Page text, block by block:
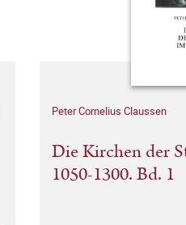
Peter Cornelius Claussen
Die Kirchen der
1050-1300. Bd. 1